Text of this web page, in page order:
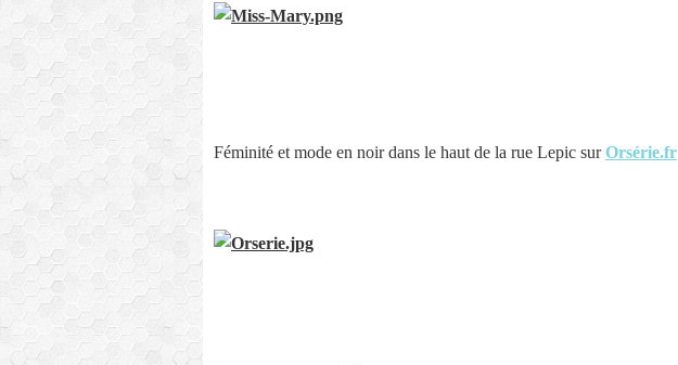
Féminité et mode en noir dans le haut de la rue Lepic surOrsérie.fr